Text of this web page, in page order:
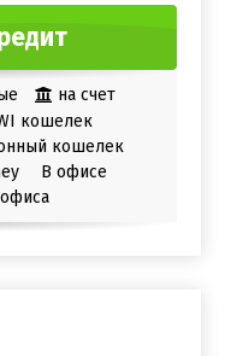
на счет
кошелек
кошелек
В офисе